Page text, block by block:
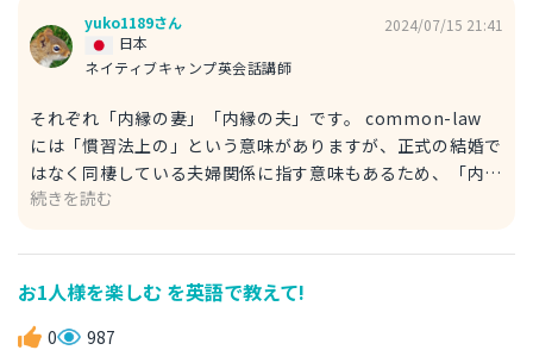
yuko1189さん
ネイティブキャンプ英会話講師
日本
2024/07/15 21:41
それぞれ「内縁の妻」「内縁の夫」です。 common-law
には「慣習法上の」という意味がありますが、正式の結婚で
はなく同棲している夫婦関係に指す意味もあるため、「内
縁」を表現することができます。 wife は「妻」、husband
has a common-law partner. 彼は結婚してないけど、内縁
のパートナーがいるみたいだよ。 She is my common-law
wife. 彼女は僕の内縁の妻です。 We are in a common-
law relationship. 私たちは内縁関係にあります。
続きを読む
お1人様を楽しむ を英語で教えて!
0 987